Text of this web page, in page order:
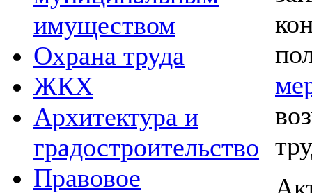
имуществом
Охрана труда
ЖКХ
Архитектура и
градостроительство
Правовое